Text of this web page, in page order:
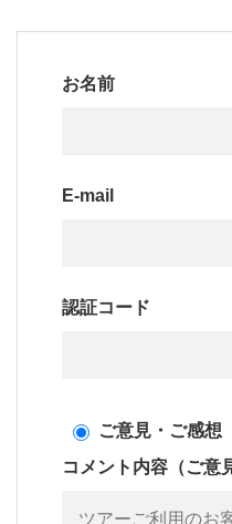
お名前
E-mail
認証コード
ご意見・ご感想
コメント内容（ご意